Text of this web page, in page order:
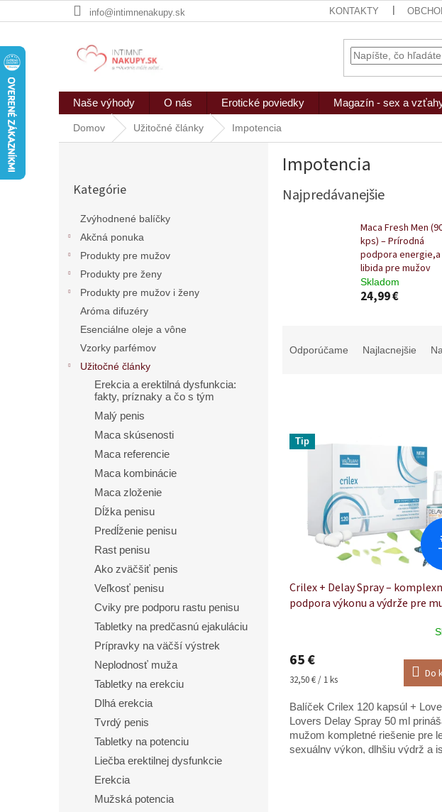
na
info@intimnenakupy.sk KONTAKTY
Naše výhody O nás Erotické poviedky Magazín - sex a
Domov Užitočné články Impotencia
kategórie
Kategórie
Zvýhodnené balíčky
Akčná ponuka
Produkty pre mužov
Produkty pre ženy
Produkty pre mužov i ženy
Aróma difuzéry
Esenciálne oleje a vône
Vzorky parfémov
Užitočné články
Erekcia a erektilná dysfunkcia:
fakty, príznaky a čo s tým
Malý penis
Maca skúsenosti
Maca referencie
Maca kombinácie
Maca zloženie
Dĺžka penisu
Predĺženie penisu
Rast penisu
Ako zväčšiť penis
Veľkosť penisu
Cviky pre podporu rastu penisu
Tabletky na predčasnú ejakuláciu
Prípravky na väčší výstrek
Neplodnosť muža
Tabletky na erekciu
Dlhá erekcia
Tvrdý penis
Tabletky na potenciu
Liečba erektilnej dysfunkcie
Erekcia
Mužská potencia
Impotencia
Najpredávanejšie
Maca Fresh Men
kps) – Prírodná
podpora energie,a
libida pre mužov
Skladom
24,99 €
Odporúčame Najlacnejšie
Tip
Crilex + Delay Spray –
podpora výkonu a výdrže pre
65 €
Jednotková
32,50 € / 1 ks Do
Balíček Crilex 120 kapsúl +
Lovers Delay Spray 50 ml
mužom kompletné riešenie pre
sexuálny výkon, dlhšiu výdrž a